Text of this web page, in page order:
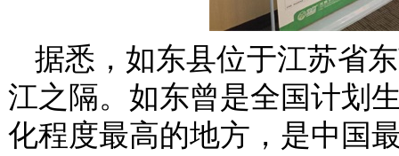
据悉，如东县位于江苏省
江之隔。如东曾是全国计划
化程度最高的地方，是中国